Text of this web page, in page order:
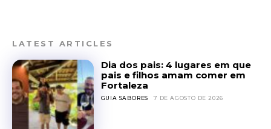
LATEST ARTICLES
Dia dos pais: 4 lugares em que
pais e filhos amam comer em
Fortaleza
GUIA SABORES 7 DE AGOSTO DE 2026